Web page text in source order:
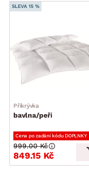
SLEVA 15 %
Přikrývka
bavlna/peří
Cena po zadání kódu DOPLNKY
849.15 Kč
999.00 Kč